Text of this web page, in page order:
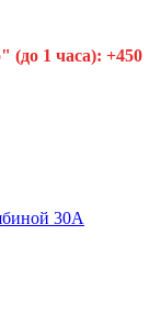
(до 1 часа): +450
30А